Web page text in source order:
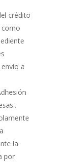
crédito
como
a
la
por